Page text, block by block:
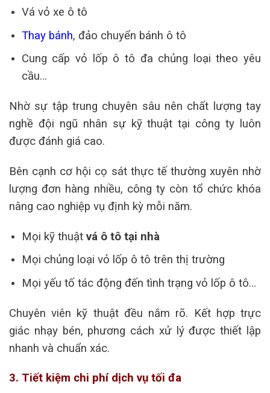
Vá vỏ xe ô tô
Thay bánh, đảo chuyển bánh ô tô
Cung cấp vỏ lốp ô tô đa chủng loại theo yêu
cầu…
Nhờ sự tập trung chuyên sâu nên chất lượng tay
nghề đội ngũ nhân sự kỹ thuật tại công ty luôn
được đánh giá cao.
Bên cạnh cơ hội cọ sát thực tế thường xuyên nhờ
lượng đơn hàng nhiều, công ty còn tổ chức khóa
nâng cao nghiệp vụ định kỳ mỗi năm.
Mọi kỹ thuật vá ô tô tại nhà
Mọi chủng loại vỏ lốp ô tô trên thị trường
Mọi yếu tố tác động đến tình trạng vỏ lốp ô tô…
Chuyên viên kỹ thuật đều nắm rõ. Kết hợp trực
giác nhạy bén, phương cách xử lý được thiết lập
nhanh và chuẩn xác.
3. Tiết kiệm chi phí dịch vụ tối đa